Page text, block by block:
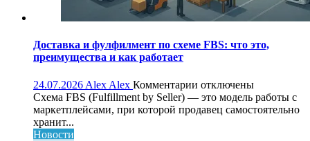
Доставка и фулфилмент по схеме FBS: что это,
преимущества и как работает
24.07.2026 Alex Alex Комментарии к
записи
Доставка
отключены
Схема FBS (Fulfillment by Seller) — это модель работы с
маркетплейсами, при которой продавец самостоятельно
хранит...
Новости